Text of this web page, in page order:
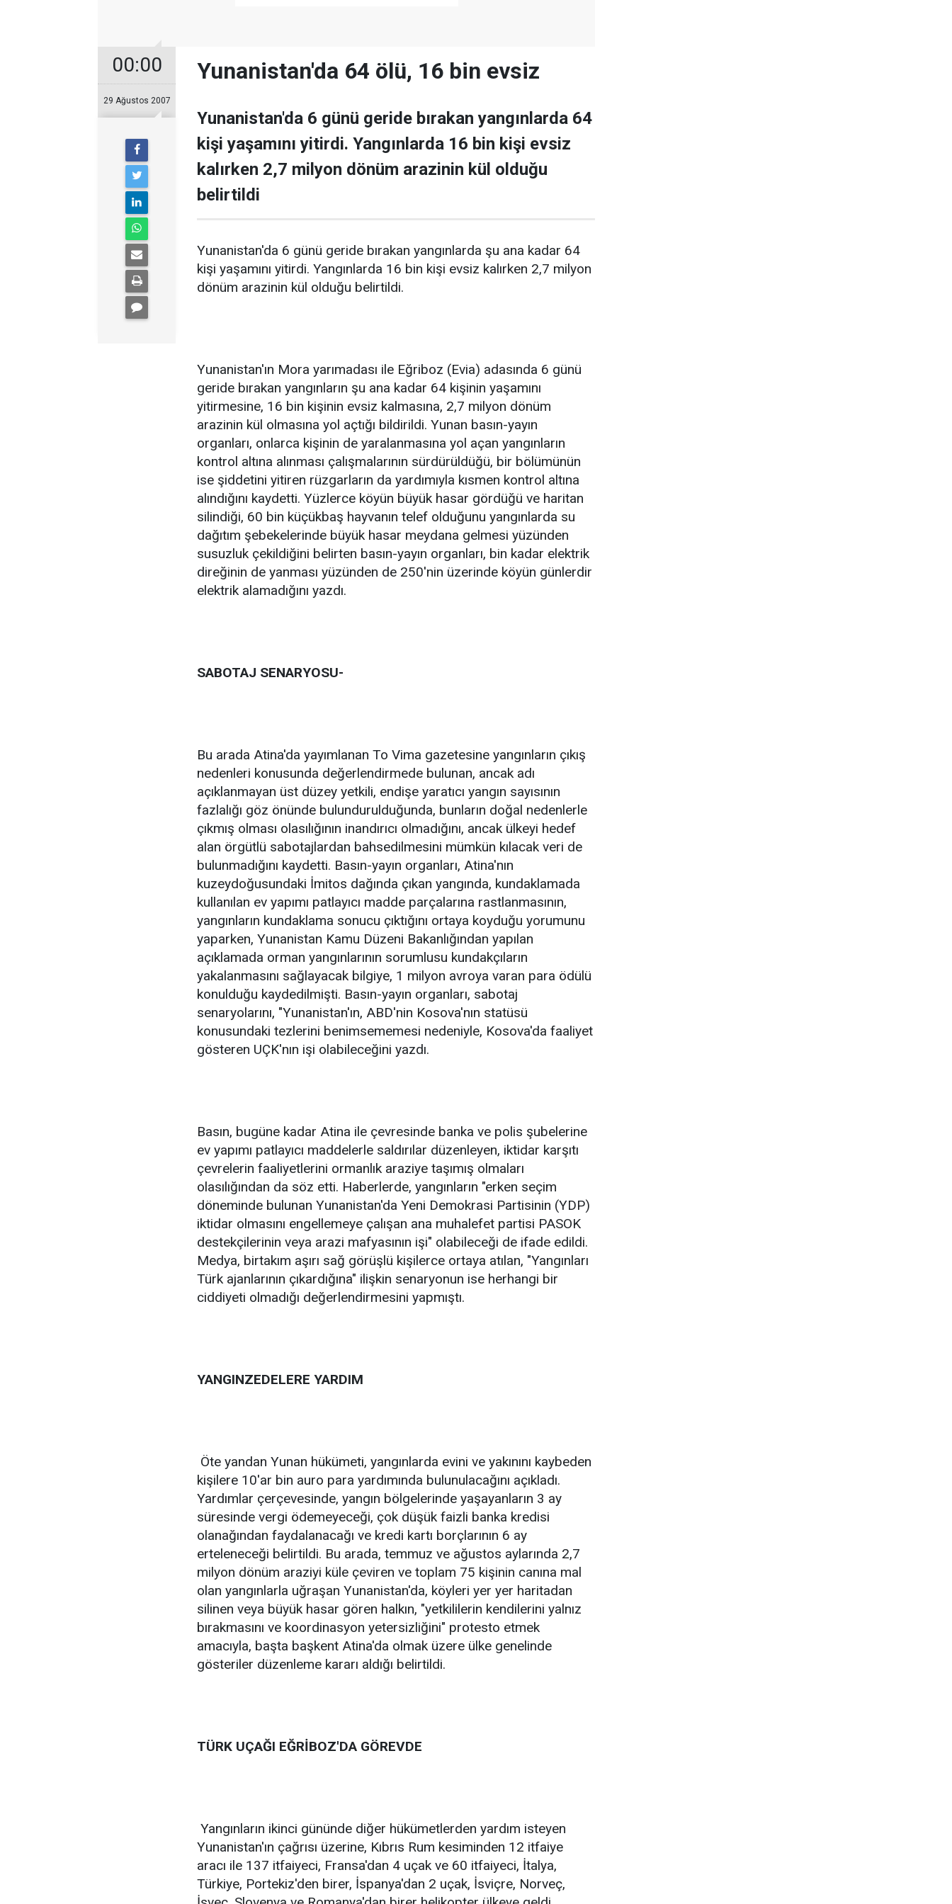
00:00
29 Ağustos 2007
Yunanistan'da 64 ölü, 16 bin evsiz
Yunanistan'da 6 günü geride bırakan yangınlarda 64
kişi yaşamını yitirdi. Yangınlarda 16 bin kişi evsiz
kalırken 2,7 milyon dönüm arazinin kül olduğu
belirtildi
Yunanistan'da 6 günü geride bırakan yangınlarda şu ana kadar 64
kişi yaşamını yitirdi. Yangınlarda 16 bin kişi evsiz kalırken 2,7 milyon
dönüm arazinin kül olduğu belirtildi.
Yunanistan'ın Mora yarımadası ile Eğriboz (Evia) adasında 6 günü
geride bırakan yangınların şu ana kadar 64 kişinin yaşamını
yitirmesine, 16 bin kişinin evsiz kalmasına, 2,7 milyon dönüm
arazinin kül olmasına yol açtığı bildirildi. Yunan basın-yayın
organları, onlarca kişinin de yaralanmasına yol açan yangınların
kontrol altına alınması çalışmalarının sürdürüldüğü, bir bölümünün
ise şiddetini yitiren rüzgarların da yardımıyla kısmen kontrol altına
alındığını kaydetti. Yüzlerce köyün büyük hasar gördüğü ve haritan
silindiği, 60 bin küçükbaş hayvanın telef olduğunu yangınlarda su
dağıtım şebekelerinde büyük hasar meydana gelmesi yüzünden
susuzluk çekildiğini belirten basın-yayın organları, bin kadar elektrik
direğinin de yanması yüzünden de 250'nin üzerinde köyün günlerdir
elektrik alamadığını yazdı.
SABOTAJ SENARYOSU-
Bu arada Atina'da yayımlanan To Vima gazetesine yangınların çıkış
nedenleri konusunda değerlendirmede bulunan, ancak adı
açıklanmayan üst düzey yetkili, endişe yaratıcı yangın sayısının
fazlalığı göz önünde bulundurulduğunda, bunların doğal nedenlerle
çıkmış olması olasılığının inandırıcı olmadığını, ancak ülkeyi hedef
alan örgütlü sabotajlardan bahsedilmesini mümkün kılacak veri de
bulunmadığını kaydetti. Basın-yayın organları, Atina'nın
kuzeydoğusundaki İmitos dağında çıkan yangında, kundaklamada
kullanılan ev yapımı patlayıcı madde parçalarına rastlanmasının,
yangınların kundaklama sonucu çıktığını ortaya koyduğu yorumunu
yaparken, Yunanistan Kamu Düzeni Bakanlığından yapılan
açıklamada orman yangınlarının sorumlusu kundakçıların
yakalanmasını sağlayacak bilgiye, 1 milyon avroya varan para ödülü
konulduğu kaydedilmişti. Basın-yayın organları, sabotaj
senaryolarını, "Yunanistan'ın, ABD'nin Kosova'nın statüsü
konusundaki tezlerini benimsememesi nedeniyle, Kosova'da faaliyet
gösteren UÇK'nın işi olabileceğini yazdı.
Basın, bugüne kadar Atina ile çevresinde banka ve polis şubelerine
ev yapımı patlayıcı maddelerle saldırılar düzenleyen, iktidar karşıtı
çevrelerin faaliyetlerini ormanlık araziye taşımış olmaları
olasılığından da söz etti. Haberlerde, yangınların "erken seçim
döneminde bulunan Yunanistan'da Yeni Demokrasi Partisinin (YDP)
iktidar olmasını engellemeye çalışan ana muhalefet partisi PASOK
destekçilerinin veya arazi mafyasının işi" olabileceği de ifade edildi.
Medya, birtakım aşırı sağ görüşlü kişilerce ortaya atılan, "Yangınları
Türk ajanlarının çıkardığına" ilişkin senaryonun ise herhangi bir
ciddiyeti olmadığı değerlendirmesini yapmıştı.
YANGINZEDELERE YARDIM
Öte yandan Yunan hükümeti, yangınlarda evini ve yakınını kaybeden
kişilere 10'ar bin auro para yardımında bulunulacağını açıkladı.
Yardımlar çerçevesinde, yangın bölgelerinde yaşayanların 3 ay
süresinde vergi ödemeyeceği, çok düşük faizli banka kredisi
olanağından faydalanacağı ve kredi kartı borçlarının 6 ay
erteleneceği belirtildi. Bu arada, temmuz ve ağustos aylarında 2,7
milyon dönüm araziyi küle çeviren ve toplam 75 kişinin canına mal
olan yangınlarla uğraşan Yunanistan'da, köyleri yer yer haritadan
silinen veya büyük hasar gören halkın, "yetkililerin kendilerini yalnız
bırakmasını ve koordinasyon yetersizliğini" protesto etmek
amacıyla, başta başkent Atina'da olmak üzere ülke genelinde
gösteriler düzenleme kararı aldığı belirtildi.
TÜRK UÇAĞI EĞRİBOZ'DA GÖREVDE
Yangınların ikinci gününde diğer hükümetlerden yardım isteyen
Yunanistan'ın çağrısı üzerine, Kıbrıs Rum kesiminden 12 itfaiye
aracı ile 137 itfaiyeci, Fransa'dan 4 uçak ve 60 itfaiyeci, İtalya,
Türkiye, Portekiz'den birer, İspanya'dan 2 uçak, İsviçre, Norveç,